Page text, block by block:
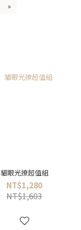
»
貓眼光撩超值組
NT$1,280
NT$1,603